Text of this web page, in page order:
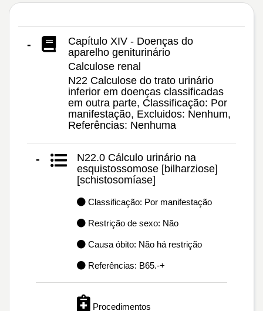
-
Capítulo XIV - Doenças do
aparelho geniturinário
Calculose renal
N22 Calculose do trato urinário
inferior em doenças classificadas
em outra parte, Classificação: Por
manifestação, Excluidos: Nenhum,
Referências: Nenhuma
-
N22.0 Cálculo urinário na
esquistossomose [bilharziose]
[schistosomíase]
Classificação: Por manifestação
Restrição de sexo: Não
Causa óbito: Não há restrição
Referências: B65.-+
Procedimentos